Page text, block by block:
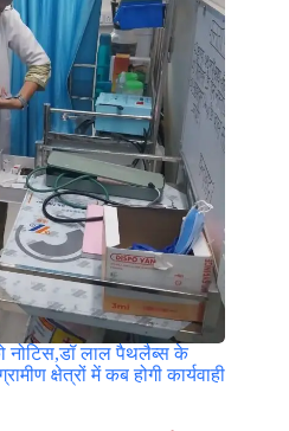
नोटिस,डॉ लाल पैथलैब्स के
क्षेत्रों में कब होगी कार्यवाही